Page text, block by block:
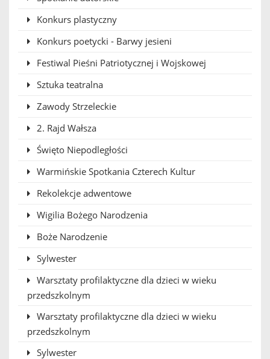
Konkurs plastyczny
Konkurs poetycki - Barwy jesieni
Festiwal Pieśni Patriotycznej i Wojskowej
Sztuka teatralna
Zawody Strzeleckie
2. Rajd Wałsza
Święto Niepodległości
Warmińskie Spotkania Czterech Kultur
Rekolekcje adwentowe
Wigilia Bożego Narodzenia
Boże Narodzenie
Sylwester
Warsztaty profilaktyczne dla dzieci w wieku
przedszkolnym
Warsztaty profilaktyczne dla dzieci w wieku
przedszkolnym
Sylwester